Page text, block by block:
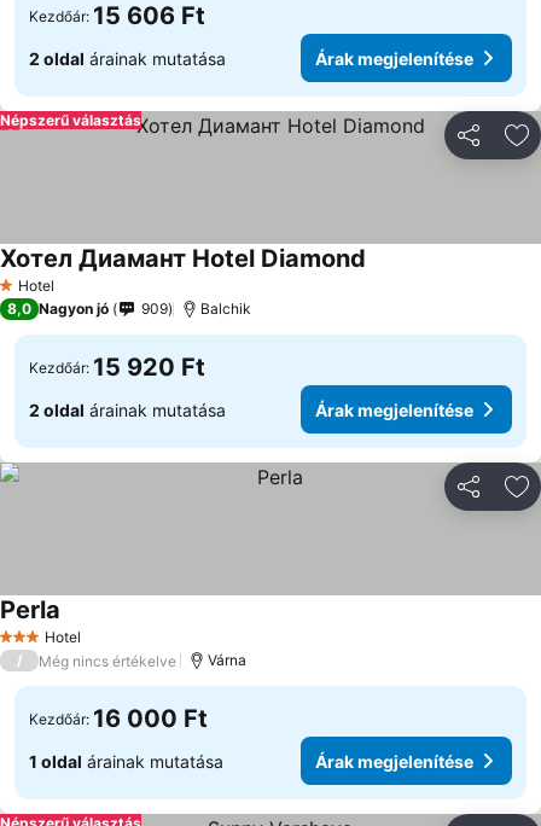
Kezdőár: 15 606 Ft
2 oldal árainak mutatása Árak megjelenítése
Népszerű választás
1 Kategória
Hotel
Хотел Диамант Hotel Diamond
8,0 Nagyon jó 909 Balchik
Kezdőár: 15 920 Ft
2 oldal árainak mutatása Árak megjelenítése
3 Kategória
Hotel
Perla
/ Még nincs értékelve Várna
Kezdőár: 16 000 Ft
1 oldal árainak mutatása Árak megjelenítése